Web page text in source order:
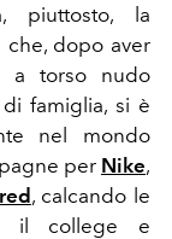
piuttosto, la
che, dopo aver
a torso nudo
famiglia, si è
nel mondo
per Nike,
, calcando le
il college e